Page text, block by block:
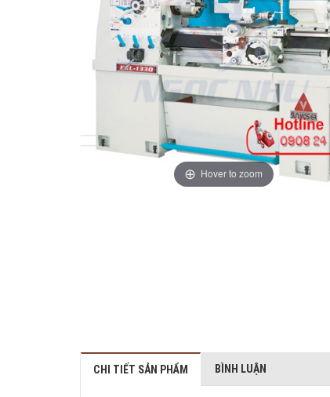
Hover to zoom
CHI TIẾT SẢN PHẨM BÌNH LUẬN